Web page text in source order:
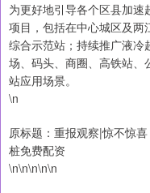
为更好地引导各个区县加
项目，包括在中心城区及两
综合示范站；持续推广液
场、码头、商圈、高铁站
站应用场景。
\n
原标题：重报观察|惊不惊
桩免费配资
\n\n\n\n\n